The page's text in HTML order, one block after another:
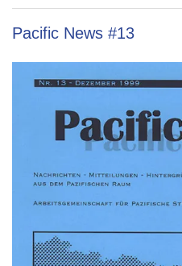
Pacific News #13